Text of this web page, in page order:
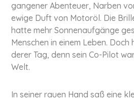
gan­ge­ner Abenteuer, Narben
ewige Duft von Motoröl. Die
hatte mehr Son­nen­auf­gän­ge
Menschen in einem Leben.
de­rer Tag, denn sein Co-Pilot
Welt.
In seiner rauen Hand saß eine